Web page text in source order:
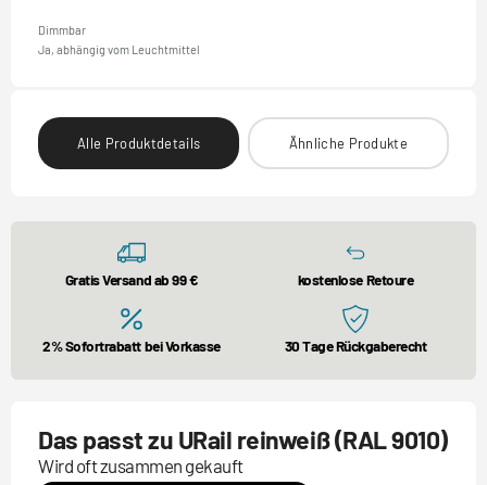
Dimmbar
Ja, abhängig vom Leuchtmittel
Alle Produktdetails Ähnliche Produkte
Gratis Versand ab 99 € kostenlose Retoure
2% Sofortrabatt bei Vorkasse 30 Tage Rückgaberecht
Das passt zu URail reinweiß (RAL 9010)
Wird oft zusammen gekauft